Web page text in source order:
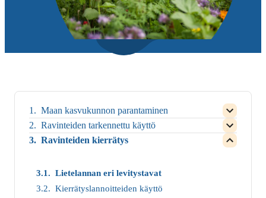
Maan kasvukunnon parantaminen
Open
child
menu
for
Close
Ravinteiden tarkennettu käyttö
Open
child
menu
Ravinteiden kierrätys
Open
Lietelannan eri levitystavat
Kierrätyslannoitteiden käyttö